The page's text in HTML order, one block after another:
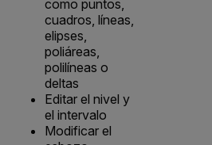
como puntos,
cuadros, líneas,
elipses,
poliáreas,
polilíneas o
deltas
Editar el nivel y
el intervalo
Modificar el